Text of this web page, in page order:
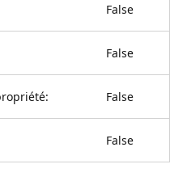
False
False
False
False